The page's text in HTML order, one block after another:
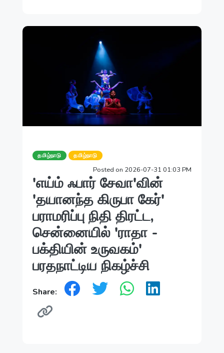
தமிழ்நாடு தமிழ்நாடு
Posted on 2026-07-31 01:03 PM
'எய்ம் ஃபார் சேவா'வின்
'தயானந்த கிருபா கேர்'
பராமரிப்பு நிதி திரட்ட,
சென்னையில் 'ராதா -
பக்தியின் உருவகம்'
பரதநாட்டிய நிகழ்ச்சி
Share: